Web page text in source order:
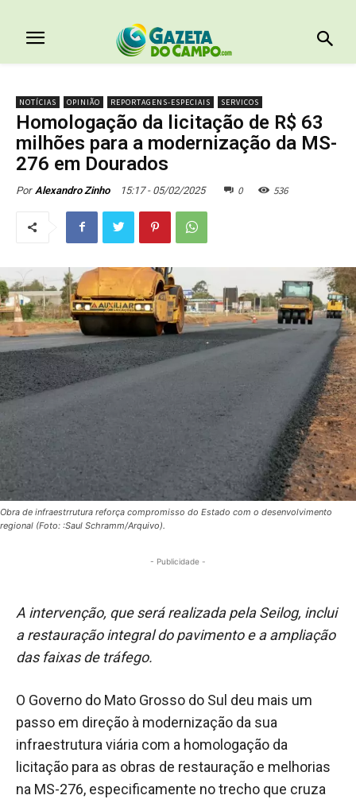
NOTÍCIAS OPINIÃO REPORTAGENS-ESPECIAIS SERVICOS
Homologação da licitação de R$ 63
milhões para a modernização da MS-
276 em Dourados
Por Alexandro Zinho 15:17 - 05/02/2025 0 536
Obra de infraestrrutura reforça compromisso do Estado com o desenvolvimento
regional (Foto: :Saul Schramm/Arquivo).
- Publicidade -
A intervenção, que será realizada pela Seilog, inclui
a restauração integral do pavimento e a ampliação
das faixas de tráfego.
O Governo do Mato Grosso do Sul deu mais um
passo em direção à modernização da sua
infraestrutura viária com a homologação da
licitação para as obras de restauração e melhorias
na MS-276, especificamente no trecho que cruza